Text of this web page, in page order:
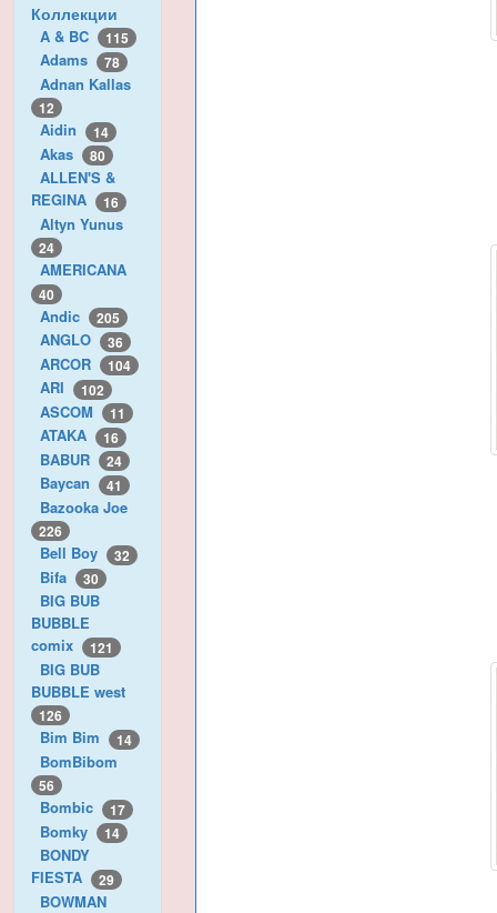
Коллекции
A & BC 115
Adams 78
Adnan Kallas
12
Aidin 14
Akas 80
ALLEN'S &
REGINA
16
Altyn Yunus
24
AMERICANA
40
Andic 205
ANGLO 36
ARCOR 104
ARI 102
ASCOM 11
ATAKA 16
BABUR 24
Baycan 41
Bazooka Joe
226
Bell Boy 32
Bifa 30
BIG BUB
BUBBLE
comix
121
BIG BUB
BUBBLE west
126
Bim Bim 14
BomBibom
56
Bombic 17
Bomky 14
BONDY
FIESTA
29
BOWMAN